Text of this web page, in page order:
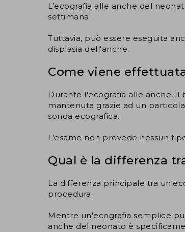
L’ecografia alle anche del
settimana.
Tuttavia, può essere eseguita
displasia dell'anche.
Come viene
Durante l'ecografia alle anche,
mantenuta grazie ad un
sonda ecografica.
L’esame non prevede nessun
Qual è la differenza
La differenza principale tra
procedura.
Mentre un'ecografia semplice
anche del neonato è